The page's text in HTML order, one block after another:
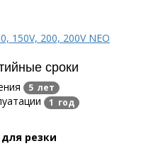
150V, 200, 200V NEO
сроки
5 лет
1 год
резки